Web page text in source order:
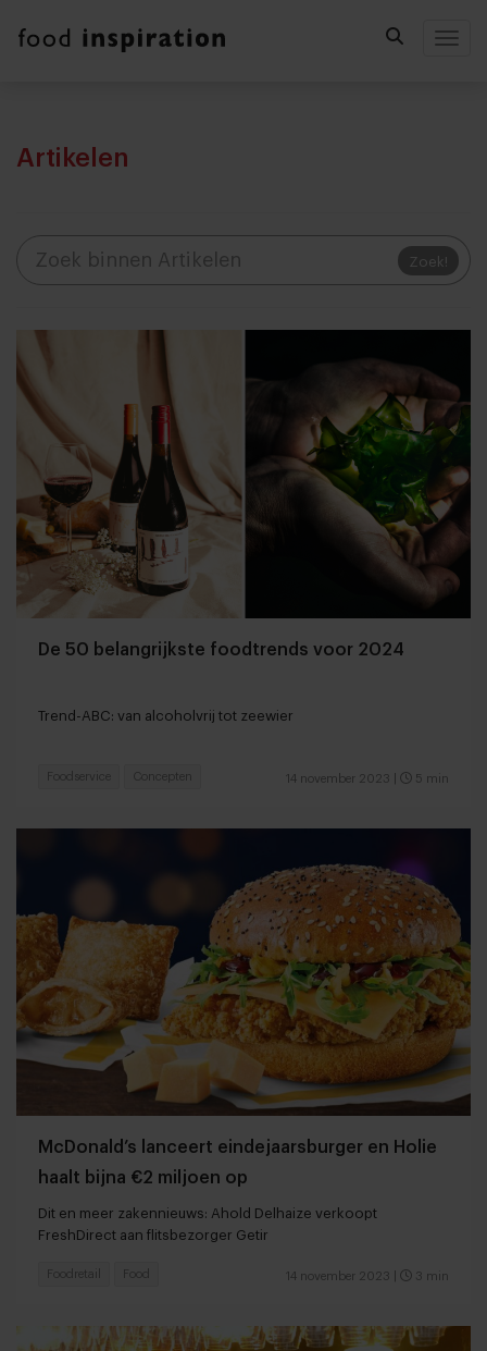
Artikelen
Zoek!
De 50 belangrijkste foodtrends voor 2024
Trend-ABC: van alcoholvrij tot zeewier
14 november 2023 5 min
Foodservice Concepten
McDonald’s lanceert eindejaarsburger en Holie
haalt bijna €2 miljoen op
Dit en meer zakennieuws: Ahold Delhaize verkoopt
FreshDirect aan flitsbezorger Getir
14 november 2023 3 min
Foodretail Food